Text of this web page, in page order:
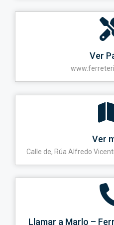
Ver
Ver
Calle de, Rúa Alfredo
Llamar a Marlo –